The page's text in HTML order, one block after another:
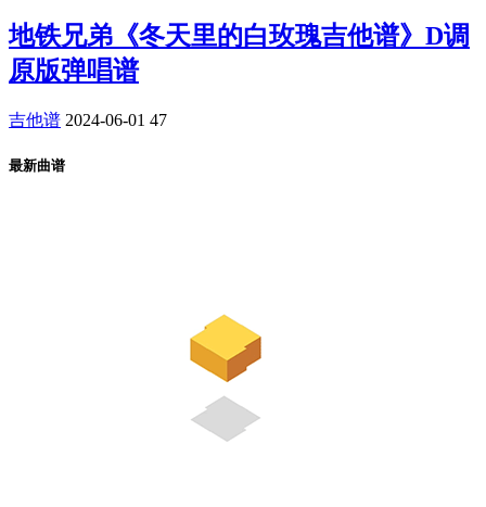
地铁兄弟《冬天里的白玫瑰吉他谱》D调
原版弹唱谱
吉他谱 2024-06-01 47
最新曲谱